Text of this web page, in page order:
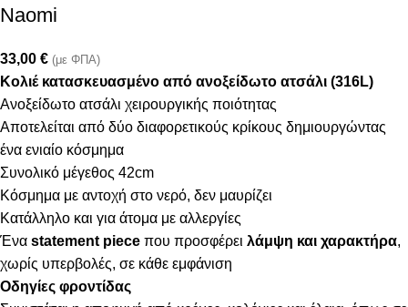
Naomi
33,00 € (με ΦΠΑ)
Κολιέ κατασκευασμένο από ανοξείδωτο ατσάλι (316L)
Ανοξείδωτο ατσάλι χειρουργικής ποιότητας
Αποτελείται από δύο διαφορετικούς κρίκους δημιουργώντας
ένα ενιαίο κόσμημα
Συνολικό μέγεθος 42cm
Κόσμημα με αντοχή στο νερό, δεν μαυρίζει
Κατάλληλο και για άτομα με αλλεργίες
Ένα statement piece που προσφέρει λάμψη και χαρακτήρα,
χωρίς υπερβολές, σε κάθε εμφάνιση
Οδηγίες φροντίδας